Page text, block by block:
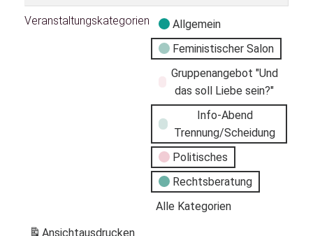
Veranstaltungskategorien
Allgemein
Feministischer Salon
Gruppenangebot "Und
das soll Liebe sein?"
Info-Abend
Trennung/Scheidung
Politisches
Rechtsberatung
Alle Kategorien
Ansichtausdrucken